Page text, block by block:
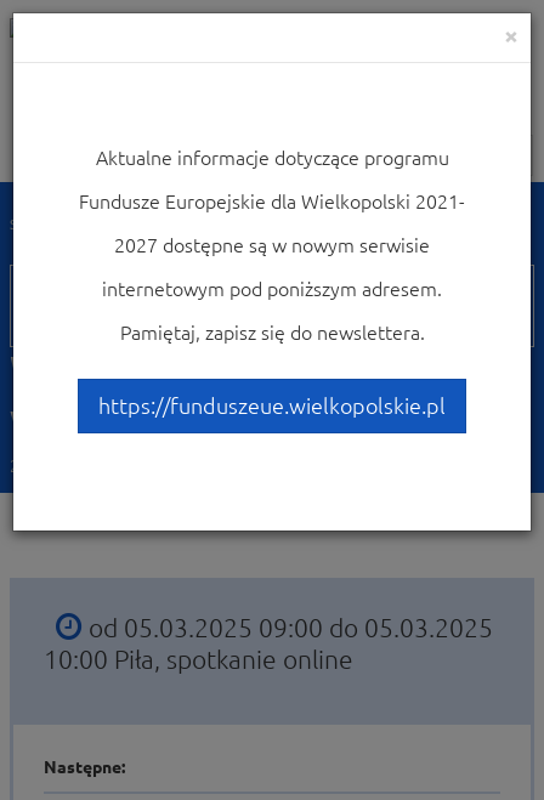
Nawigacja
Strona główna
05
marca
Webinarium „Wsparcie na
własną działalność”
25.02.2025 14:23
od 05.03.2025 09:00 do 05.03.2025
10:00 Piła, spotkanie online
Następne:
×
Aktualne informacje dotyczące programu
Fundusze Europejskie dla Wielkopolski 2021-
2027 dostępne są w nowym serwisie
internetowym pod poniższym adresem.
Pamiętaj, zapisz się do newslettera.
https://funduszeue.wielkopolskie.pl